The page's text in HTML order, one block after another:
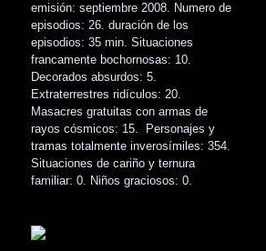
emisión: septiembre 2008. Numero de
episodios: 26. duración de los
episodios: 35 min. Situaciones
francamente bochornosas: 10.
Decorados absurdos: 5.
Extraterrestres ridículos: 20.
Masacres gratuitas con armas de
rayos cósmicos: 15. Personajes y
tramas totalmente inverosímiles: 354.
Situaciones de cariño y ternura
familiar: 0. Niños graciosos: 0.